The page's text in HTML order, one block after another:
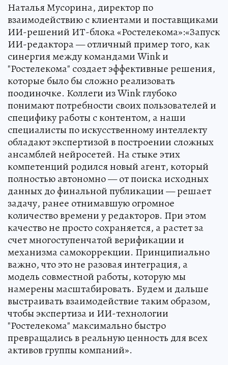
Наталья Мусорина, директор по
взаимодействию с клиентами и поставщиками
ИИ-решений ИТ-блока «Ростелекома»:«Запуск
ИИ-редактора — отличный пример того, как
синергия между командами Wink и
"Ростелекома" создает эффективные решения,
которые было бы сложно реализовать
поодиночке. Коллеги из Wink глубоко
понимают потребности своих пользователей и
специфику работы с контентом, а наши
специалисты по искусственному интеллекту
обладают экспертизой в построении сложных
ансамблей нейросетей. На стыке этих
компетенций родился новый агент, который
полностью автономно — от поиска исходных
данных до финальной публикации — решает
задачу, ранее отнимавшую огромное
количество времени у редакторов. При этом
качество не просто сохраняется, а растет за
счет многоступенчатой верификации и
механизма самокоррекции. Принципиально
важно, что это не разовая интеграция, а
модель совместной работы, которую мы
намерены масштабировать. Будем и дальше
выстраивать взаимодействие таким образом,
чтобы экспертиза и ИИ-технологии
"Ростелекома" максимально быстро
превращались в реальную ценность для всех
активов группы компаний».